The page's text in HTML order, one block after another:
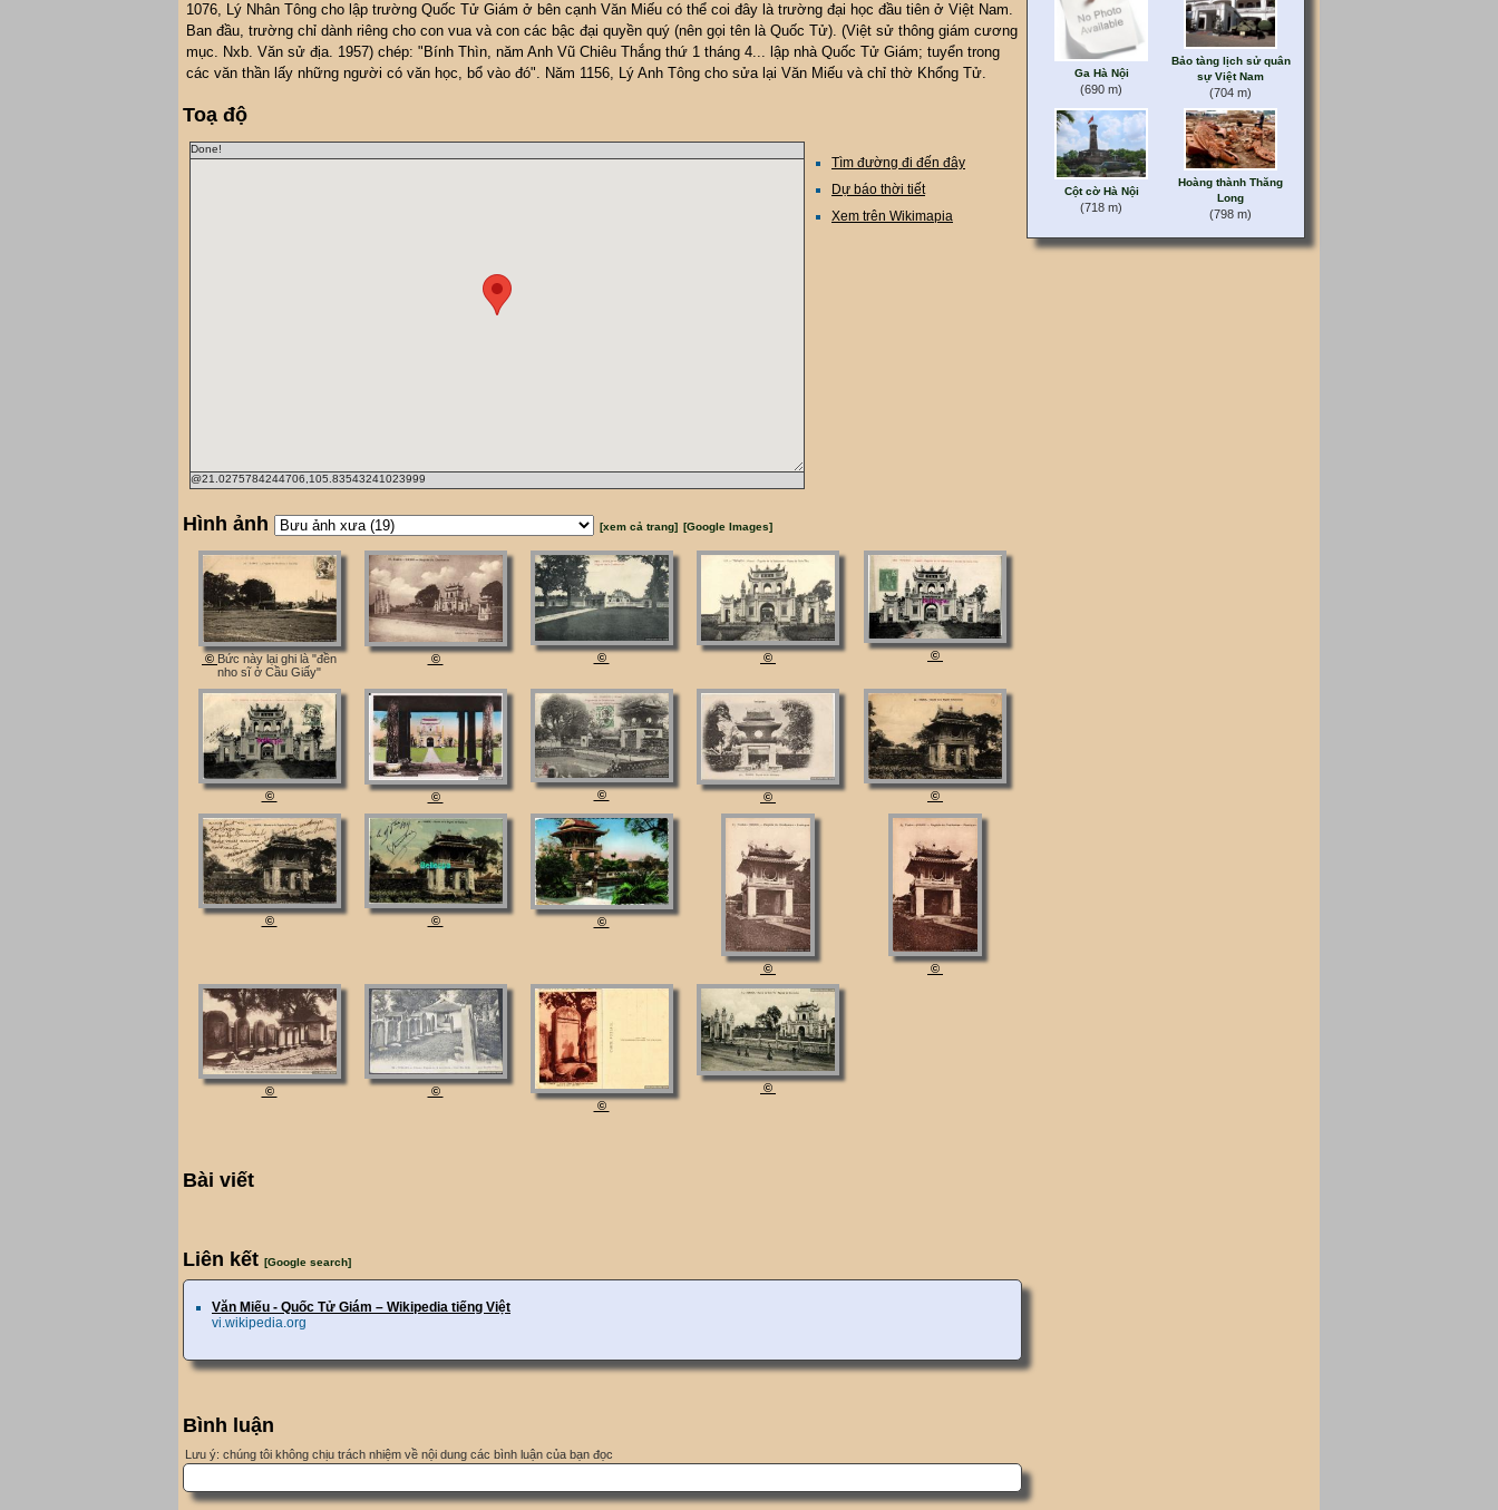
1076, Lý Nhân Tông cho lập trường Quốc Tử Giám ở bên cạnh Văn Miếu có thể coi đây là trường đại học đầu tiên ở Việt Nam.
Ban đầu, trường chỉ dành riêng cho con vua và con các bậc đại quyền quý (nên gọi tên là Quốc Tử). (Việt sử thông giám cương
mục. Nxb. Văn sử địa. 1957) chép: "Bính Thìn, năm Anh Vũ Chiêu Thắng thứ 1 tháng 4... lập nhà Quốc Tử Giám; tuyển trong
các văn thần lấy những người có văn học, bổ vào đó". Năm 1156, Lý Anh Tông cho sửa lại Văn Miếu và chỉ thờ Khổng Tử.
Toạ độ
Done!
@21.0275784244706,105.83543241023999
Tìm đường đi đến đây
Dự báo thời tiết
Xem trên Wikimapia
Hình ảnh [xem cả trang] [Google Images]
© Bức này lại ghi là "đền
nho sĩ ở Cầu Giấy"
© © © ©
© © © © ©
© © ©
© ©
©
©
©
©
Bài viết
Liên kết [Google search]
Văn Miếu - Quốc Tử Giám – Wikipedia tiếng Việt
vi.wikipedia.org
Bình luận
Lưu ý: chúng tôi không chịu trách nhiệm về nội dung các bình luận của bạn đọc
Ga Hà Nội
(690 m)
Bảo tàng lịch sử quân
sự Việt Nam
(704 m)
Cột cờ Hà Nội
(718 m)
Hoàng thành Thăng
Long
(798 m)